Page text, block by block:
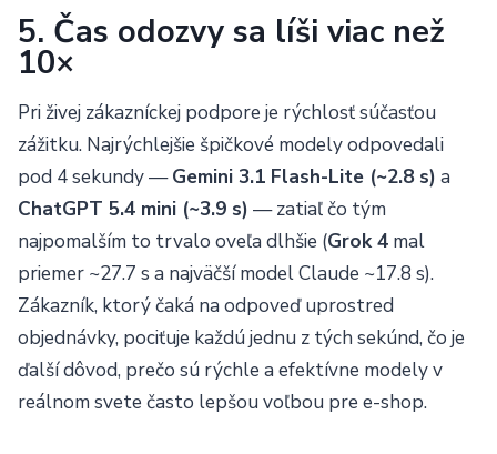
5. Čas odozvy sa líši viac než
10×
Pri živej zákazníckej podpore je rýchlosť súčasťou
zážitku. Najrýchlejšie špičkové modely odpovedali
pod 4 sekundy —Gemini 3.1 Flash-Lite (~2.8 s) a
ChatGPT 5.4 mini (~3.9 s) — zatiaľ čo tým
najpomalším to trvalo oveľa dlhšie (Grok 4 mal
priemer ~27.7 s a najväčší model Claude ~17.8 s).
Zákazník, ktorý čaká na odpoveď uprostred
objednávky, pociťuje každú jednu z tých sekúnd, čo je
ďalší dôvod, prečo sú rýchle a efektívne modely v
reálnom svete často lepšou voľbou pre e-shop.
ChatGPT pro webové stránky Články Ceník
Powered by chaterimo